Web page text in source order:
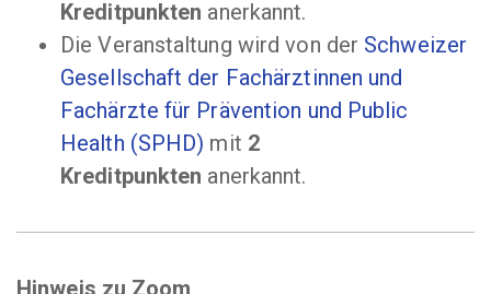
Kreditpunkten anerkannt.
Die Veranstaltung wird von der Schweizer
Gesellschaft der Fachärztinnen und
Fachärzte für Prävention und Public
Health (SPHD) mit 2
Kreditpunkten anerkannt.
Hinweis zu Zoom